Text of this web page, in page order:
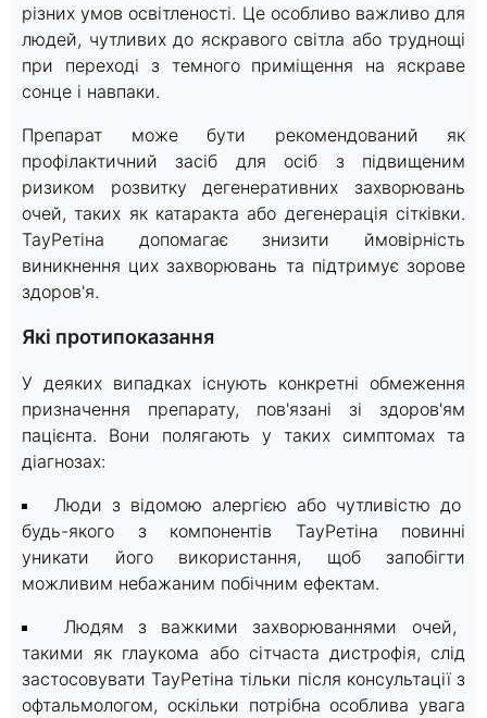
різних умов освітленості. Це особливо важливо для
людей, чутливих до яскравого світла або труднощі
при переході з темного приміщення на яскраве
сонце і навпаки.
Препарат може бути рекомендований як
профілактичний засіб для осіб з підвищеним
ризиком розвитку дегенеративних захворювань
очей, таких як катаракта або дегенерація сітківки.
ТауРетіна допомагає знизити ймовірність
виникнення цих захворювань та підтримує зорове
здоров'я.
Які протипоказання
У деяких випадках існують конкретні обмеження
призначення препарату, пов'язані зі здоров'ям
пацієнта. Вони полягають у таких симптомах та
діагнозах:
Люди з відомою алергією або чутливістю до
будь-якого з компонентів ТауРетіна повинні
уникати його використання, щоб запобігти
можливим небажаним побічним ефектам.
Людям з важкими захворюваннями очей,
такими як глаукома або сітчаста дистрофія, слід
застосовувати ТауРетіна тільки після консультації з
офтальмологом, оскільки потрібна особлива увага